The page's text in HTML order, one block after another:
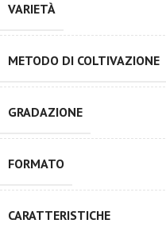
VARIETÀ
METODO DI COLTIVAZIONE
GRADAZIONE
FORMATO
CARATTERISTICHE